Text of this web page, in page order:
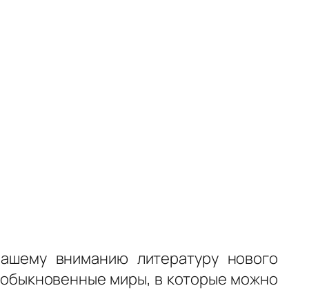
вниманию литературу нового
миры, в которые можно